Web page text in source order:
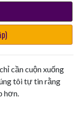
cần cuộn xuống
tôi tự tin rằng
hơn.